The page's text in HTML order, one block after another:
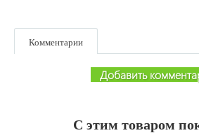
Комментарии
Добавить
С этим товаром